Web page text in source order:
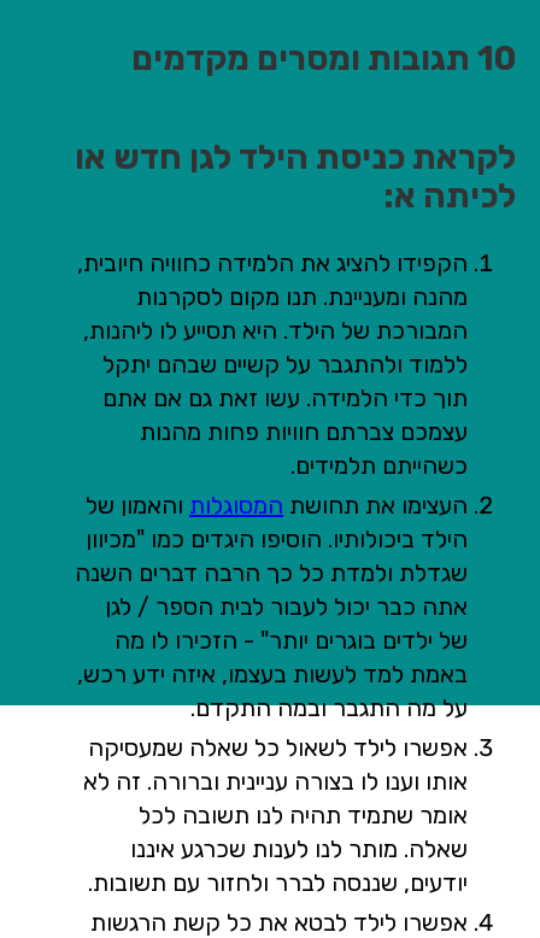
10 תגובות ומסרים מקדמים
לקראת כניסת הילד לגן חדש או
לכיתה א:
הקפידו להציג את הלמידה כחוויה חיובית,
מהנה ומעניינת. תנו מקום לסקרנות
המבורכת של הילד. היא תסייע לו ליהנות,
ללמוד ולהתגבר על קשיים שבהם יתקל
תוך כדי הלמידה. עשו זאת גם אם אתם
עצמכם צברתם חוויות פחות מהנות
כשהייתם תלמידים.
העצימו את תחושת המסוגלות והאמון של
הילד ביכולותיו. הוסיפו היגדים כמו "מכיוון
שגדלת ולמדת כל כך הרבה דברים השנה
אתה כבר יכול לעבור לבית הספר / לגן
של ילדים בוגרים יותר" - הזכירו לו מה
באמת למד לעשות בעצמו, איזה ידע רכש,
על מה התגבר ובמה התקדם.
אפשרו לילד לשאול כל שאלה שמעסיקה
אותו וענו לו בצורה עניינית וברורה. זה לא
אומר שתמיד תהיה לנו תשובה לכל
שאלה. מותר לנו לענות שכרגע איננו
יודעים, שננסה לברר ולחזור עם תשובות.
אפשרו לילד לבטא את כל קשת הרגשות